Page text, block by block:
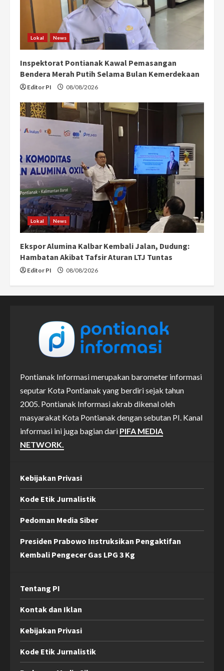
Lokal News
Inspektorat Pontianak Kawal Pemasangan
Bendera Merah Putih Selama Bulan Kemerdekaan
Editor PI 08/08/2026
Lokal News
Ekspor Alumina Kalbar Kembali Jalan, Dudung:
Hambatan Akibat Tafsir Aturan LTJ Tuntas
Editor PI 08/08/2026
Pontianak Informasi merupakan barometer informasi
seputar Kota Pontianak yang berdiri sejak tahun
2005. Pontianak Informasi akrab dikenal oleh
masyarakat Kota Pontianak dengan sebutan PI. Kanal
informasi ini juga bagian dari PIFA MEDIA
NETWORK.
Kebijakan Privasi
Kode Etik Jurnalistik
Pedoman Media Siber
Presiden Prabowo Instruksikan Pengaktifan
Kembali Pengecer Gas LPG 3 Kg
Tentang PI
Kontak dan Iklan
Kebijakan Privasi
Kode Etik Jurnalistik